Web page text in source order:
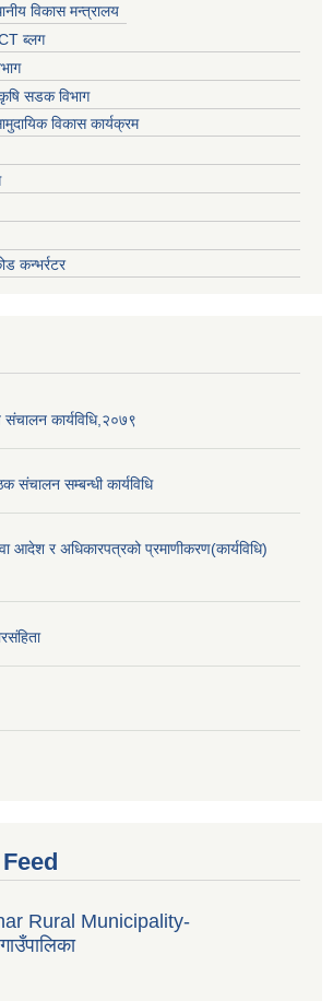
विकास मन्त्रालय
ब्लग
कृषि सडक विभाग
विकास कार्यक्रम
कन्भर्रटर
कार्यविधि,२०७९
संचालन सम्बन्धी कार्यविधि
वा आदेश र अधिकारपत्रको प्रमाणीकरण(कार्यविधि)
Rural Municipality-